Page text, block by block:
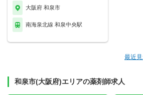
大阪府 和泉市
南海泉北線 和泉中央駅
最近
和泉市(大阪府)エリアの薬剤師求人